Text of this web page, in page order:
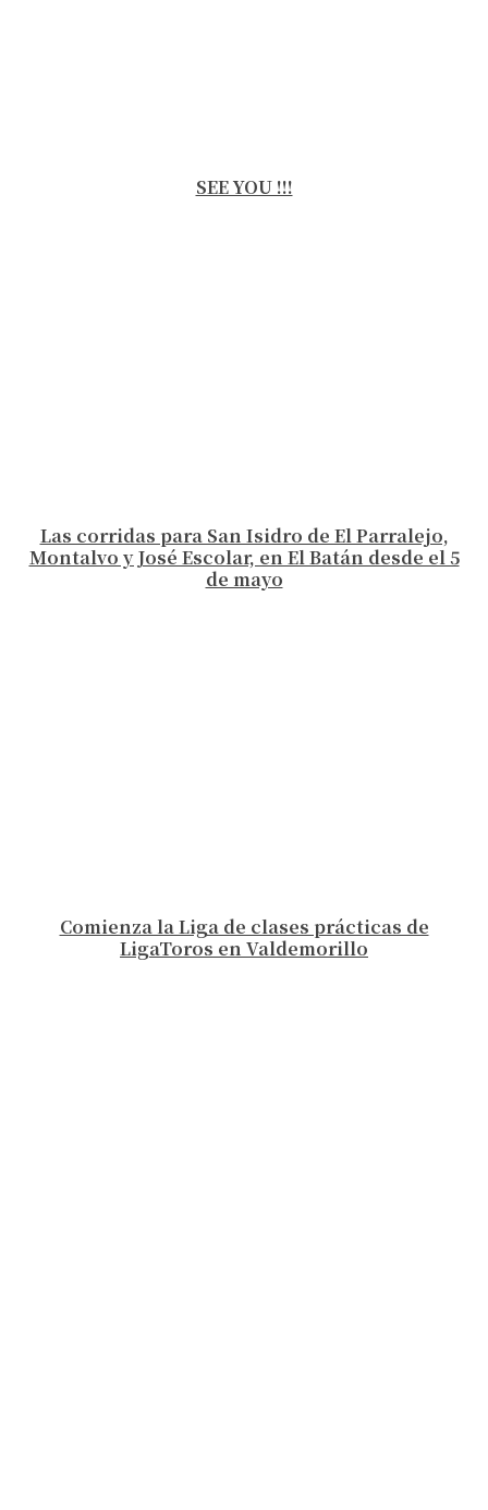
SEE YOU !!!
Las corridas para San Isidro de El Parralejo,
Montalvo y José Escolar, en El Batán desde el 5
de mayo
Comienza la Liga de clases prácticas de
LigaToros en Valdemorillo